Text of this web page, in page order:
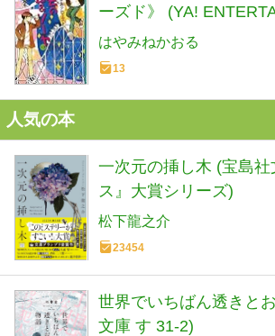
ーズド》 (YA!
はやみねかおる
13
人気の本
一次元の挿し木 (宝島社
ス』大賞シリーズ)
松下龍之介
23454
世界でいちばん透きと
文庫 す 31-2)